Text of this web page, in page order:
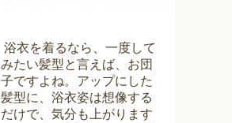
浴衣を着るなら、一度して
みたい髪型と言えば、お団
子ですよね。アップにした
髪型に、浴衣姿は想像する
だけで、気分も上がります